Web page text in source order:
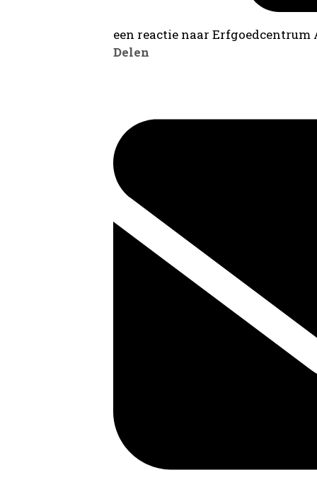
een reactie naar
Delen